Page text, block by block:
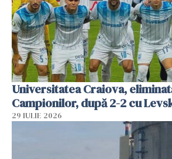
Universitatea Craiova,
Campionilor, după 2-2 cu
29 IULIE 2026